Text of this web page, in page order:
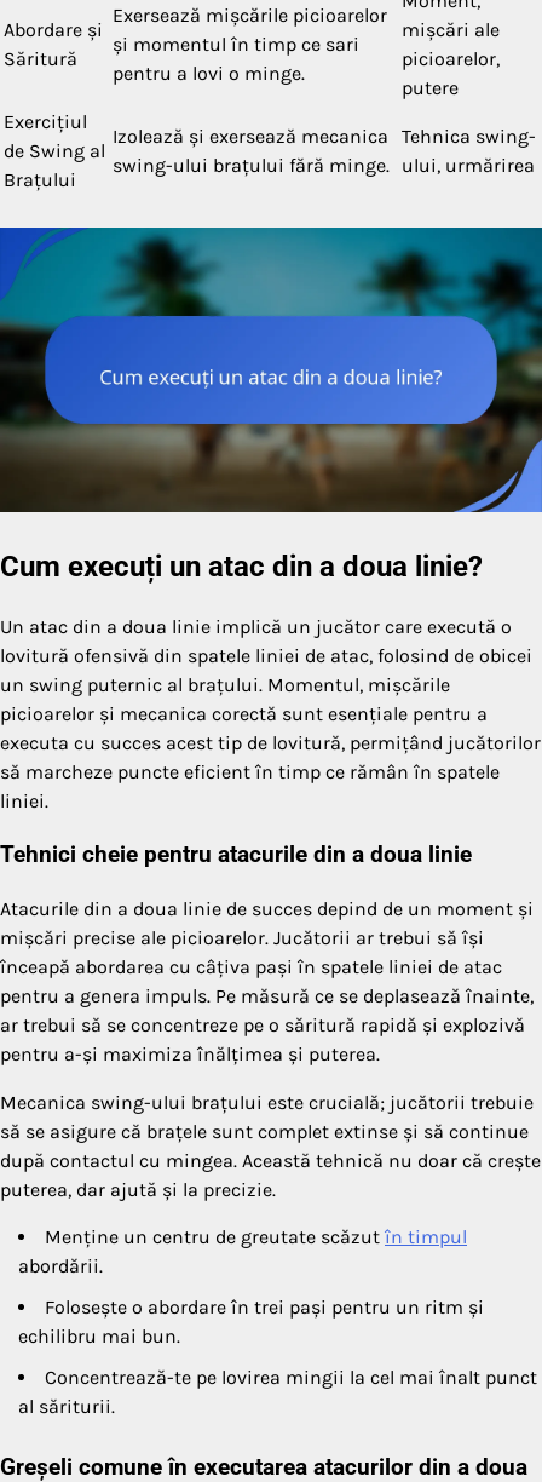
Abordare și
Săritură
Exersează mișcările picioarelor
și momentul în timp ce sari
pentru a lovi o minge.
mișcări ale
picioarelor,
putere
Exercițiul
de Swing al
Brațului
Izolează și exersează mecanica
swing-ului brațului fără minge.
Tehnica swing-
ului, urmărirea
Cum execuți un atac din a doua linie?
Un atac din a doua linie implică un jucător care execută o
lovitură ofensivă din spatele liniei de atac, folosind de obicei
un swing puternic al brațului. Momentul, mișcările
picioarelor și mecanica corectă sunt esențiale pentru a
executa cu succes acest tip de lovitură, permițând jucătorilor
să marcheze puncte eficient în timp ce rămân în spatele
liniei.
Tehnici cheie pentru atacurile din a doua linie
Atacurile din a doua linie de succes depind de un moment și
mișcări precise ale picioarelor. Jucătorii ar trebui să își
înceapă abordarea cu câțiva pași în spatele liniei de atac
pentru a genera impuls. Pe măsură ce se deplasează înainte,
ar trebui să se concentreze pe o săritură rapidă și explozivă
pentru a-și maximiza înălțimea și puterea.
Mecanica swing-ului brațului este crucială; jucătorii trebuie
să se asigure că brațele sunt complet extinse și să continue
după contactul cu mingea. Această tehnică nu doar că crește
puterea, dar ajută și la precizie.
Menține un centru de greutate scăzut în timpul
abordării.
Folosește o abordare în trei pași pentru un ritm și
echilibru mai bun.
Concentrează-te pe lovirea mingii la cel mai înalt punct
al săriturii.
Greșeli comune în executarea atacurilor din a doua